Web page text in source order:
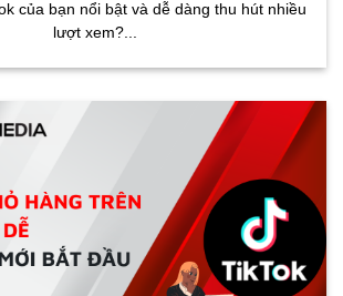
của bạn nổi bật và dễ dàng thu hút nhiều
lượt xem?...